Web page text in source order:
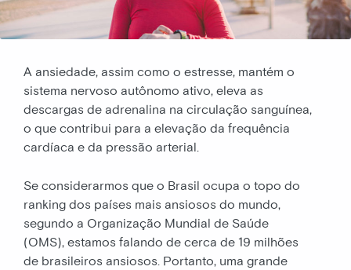
A ansiedade, assim como o estresse, mantém o
sistema nervoso autônomo ativo, eleva as
descargas de adrenalina na circulação sanguínea,
o que contribui para a elevação da frequência
cardíaca e da pressão arterial.
Se considerarmos que o Brasil ocupa o topo do
ranking dos países mais ansiosos do mundo,
segundo a Organização Mundial de Saúde
(OMS), estamos falando de cerca de 19 milhões
de brasileiros ansiosos. Portanto, uma grande